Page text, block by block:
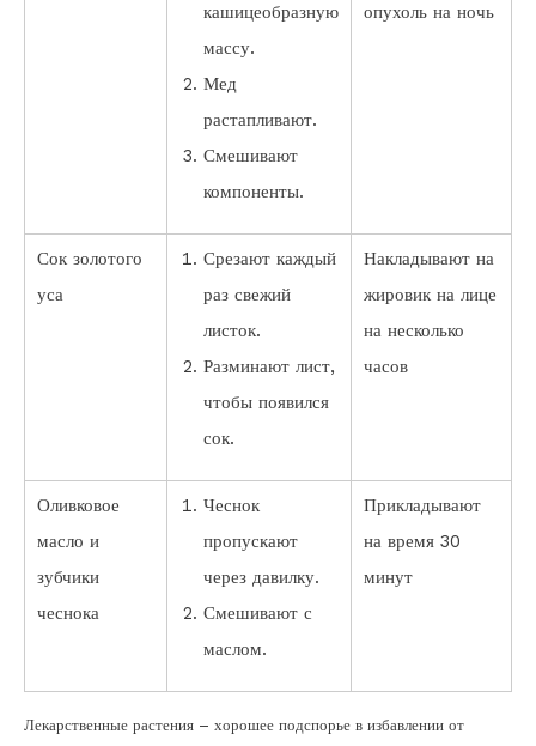
кашицеобразную
массу.
Мед
растапливают.
Смешивают
компоненты.
опухоль на ночь
Сок золотого
уса
Срезают каждый
раз свежий
листок.
Разминают лист,
чтобы появился
сок.
Накладывают на
жировик на лице
на несколько
часов
Оливковое
масло и
зубчики
чеснока
Чеснок
пропускают
через давилку.
Смешивают с
маслом.
Прикладывают
на время 30
минут
Лекарственные растения – хорошее подспорье в избавлении от